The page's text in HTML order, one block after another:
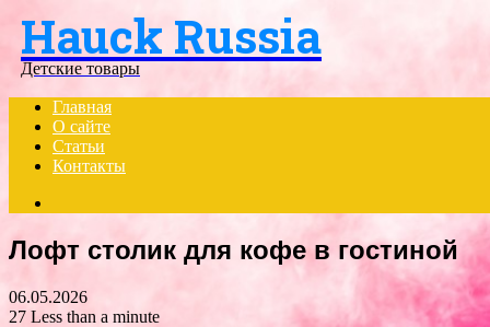
Menu
Hauck Russia
Детские товары
Главная
О сайте
Статьи
Контакты
Лофт столик для кофе в гостиной
06.05.2026
27 Less than a minute